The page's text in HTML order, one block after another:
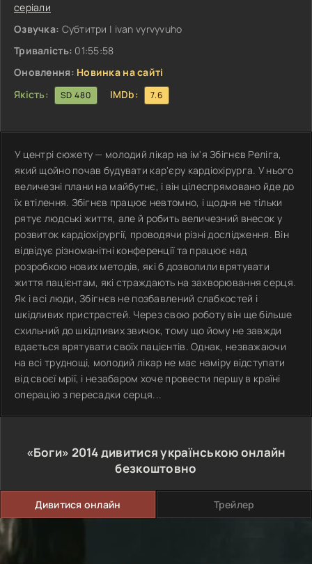
серіали
Озвучка: Субтитри | ivan vyrvyvuho
Тривалість: 01:55:58
Оновлення: Новинка на сайті
Якість:
SD 480 IMDb: 7.6
У центрі сюжету — молодий лікар на ім'я Збігнєв Реліга,
який щойно почав будувати кар'єру кардіохірурга. У нього
величезні плани на майбутнє, і він цілеспрямовано йде до
їх втілення. Збігнєв працює невтомно, і щодня не тільки
рятує людські життя, але й робить величезний внесок у
розвиток кардіохірургії, проводячи різні дослідження. Він
відвідує різноманітні конференції та працює над
розробкою нових методів, які б дозволили врятувати
життя пацієнтам, які страждають на захворювання серця.
Як і всі люди, Збігнєв не позбавлений слабкостей і
шкідливих пристрастей. Через свою роботу він ще більше
схильний до шкідливих звичок, тому що йому не завжди
вдається врятувати своїх пацієнтів. Однак, незважаючи
на всі труднощі, молодий лікар не має наміру відступати
від своєї мрії, і незабаром хоче провести першу в країні
операцію з пересадки серця...
«Боги» 2014дивитися українською онлайн
безкоштовно
Дивитися онлайн Трейлер